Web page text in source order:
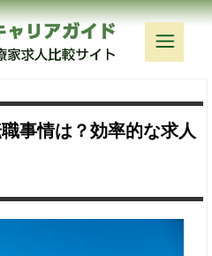
事情は？効率的な求人